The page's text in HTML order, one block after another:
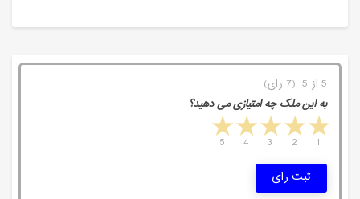
5 از 5 (7 رای)
به این ملک چه امتیازی می دهید؟
4 stars 3 stars 2 stars 1 star
5 4 3 2 1
ثبت رای